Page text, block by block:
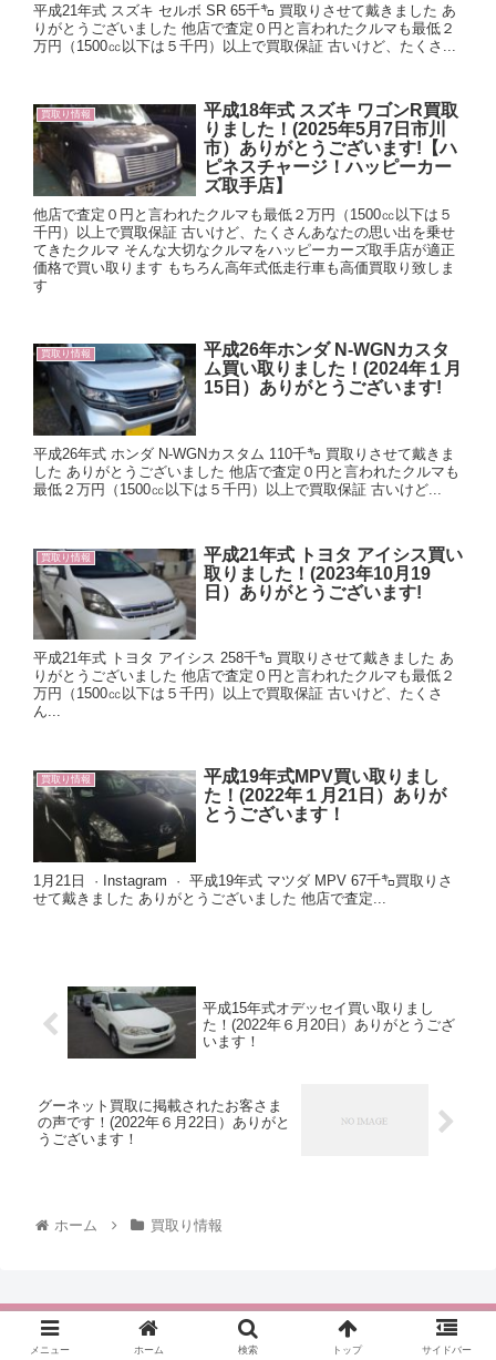
平成21年式 スズキ セルボ SR 65千㌔ 買取りさせて戴きました あ
りがとうございました 他店で査定０円と言われたクルマも最低２
万円（1500㏄以下は５千円）以上で買取保証 古いけど、たくさ...
買取り情報
平成18年式 スズキ ワゴンR買取
りました！(2025年5月7日市川
市）ありがとうございます!【ハ
ピネスチャージ！ハッピーカー
ズ取手店】
他店で査定０円と言われたクルマも最低２万円（1500㏄以下は５
千円）以上で買取保証 古いけど、たくさんあなたの思い出を乗せ
てきたクルマ そんな大切なクルマをハッピーカーズ取手店が適正
価格で買い取ります もちろん高年式低走行車も高価買取り致しま
す
買取り情報
平成26年ホンダ N-WGNカスタ
ム買い取りました！(2024年１月
15日）ありがとうございます!
平成26年式 ホンダ N-WGNカスタム 110千㌔ 買取りさせて戴きま
した ありがとうございました 他店で査定０円と言われたクルマも
最低２万円（1500㏄以下は５千円）以上で買取保証 古いけど...
買取り情報
平成21年式 トヨタ アイシス買い
取りました！(2023年10月19
日）ありがとうございます!
平成21年式 トヨタ アイシス 258千㌔ 買取りさせて戴きました あ
りがとうございました 他店で査定０円と言われたクルマも最低２
万円（1500㏄以下は５千円）以上で買取保証 古いけど、たくさ
ん...
買取り情報
平成19年式MPV買い取りまし
た！(2022年１月21日）ありが
とうございます！
1月21日 · Instagram · 平成19年式 マツダ MPV 67千㌔買取りさ
せて戴きました ありがとうございました 他店で査定...
平成15年式オデッセイ買い取りまし
た！(2022年６月20日）ありがとうござ
います！
グーネット買取に掲載されたお客さま
の声です！(2022年６月22日）ありがと
うございます！
ホーム 買取り情報
ハッピーカーズ 取手店
メニュー ホーム 検索 トップ サイドバー